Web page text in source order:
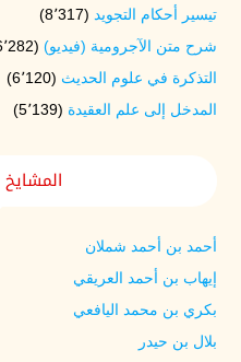
تيسير أحكام التجويد (8٬317)
شرح متن الآجرومية (فيديو) (6٬282)
التذكرة في علوم الحديث (6٬120)
المدخل إلى علم العقيدة (5٬139)
أحمد بن أحمد شملان
إيهاب بن أحمد العريقي
بكري بن محمد اليافعي
بلال بن حيدر